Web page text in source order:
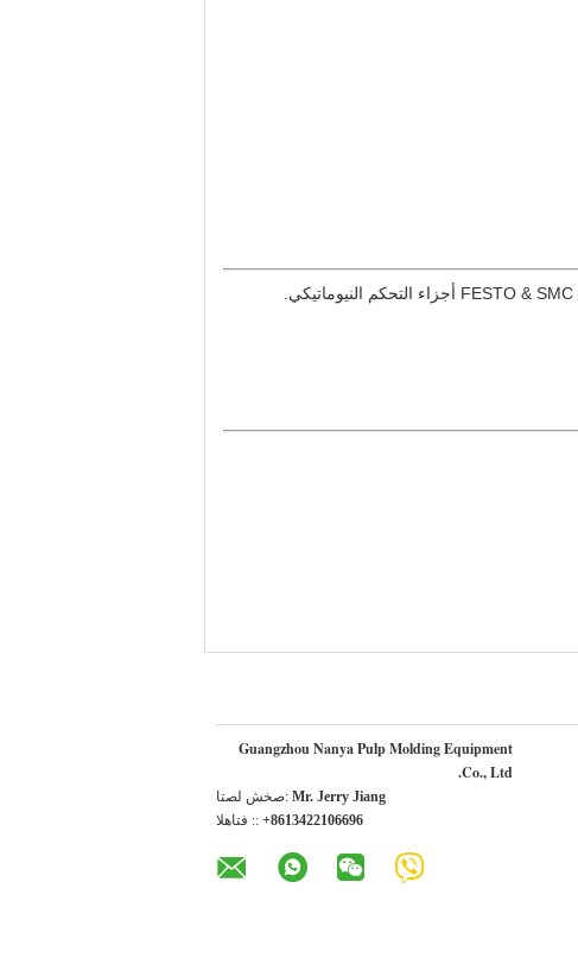
Guangzhou Nanya Pulp Molding Equipment
Co., Ltd.
اتصل شخص: Mr. Jerry Jiang
الهاتف :: +8613422106696